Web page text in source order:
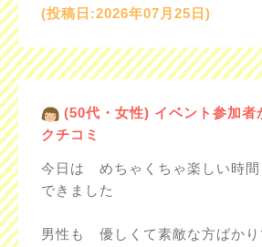
(投稿日:2026年07月25日)
(50代・女性) イベント参加者
クチコミ
今日は めちゃくちゃ楽しい時間
できました
男性も 優しくて素敵な方ばかり